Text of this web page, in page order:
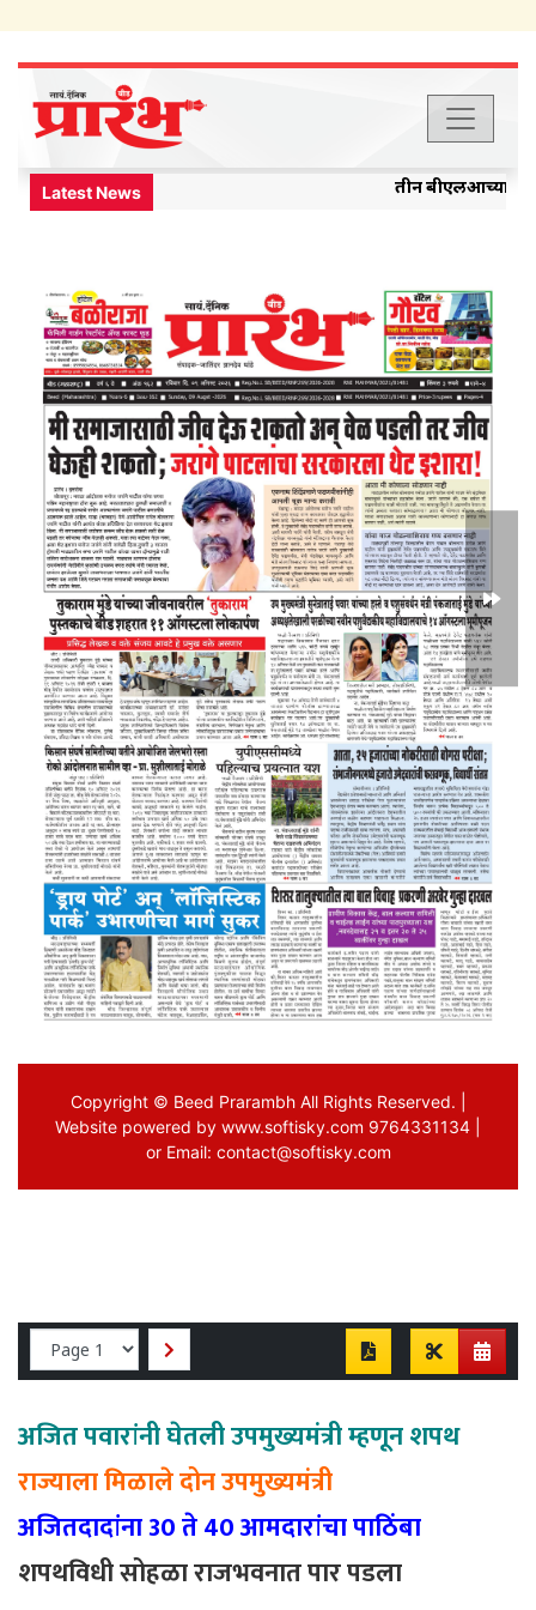
अजित पवारांनी घेतली उपमुख्यमंत्री म्हणून शपथ
राज्याला मिळाले दोन उपमुख्यमंत्री
अजितदादांना 30 ते 40 आमदारांचा पाठिंबा
शपथविधी सोहळा राजभवनात पार पडला